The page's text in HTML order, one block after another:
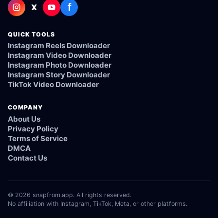
X f
QUICK TOOLS
Instagram Reels Downloader
Instagram Video Downloader
Instagram Photo Downloader
Instagram Story Downloader
TikTok Video Downloader
COMPANY
About Us
Privacy Policy
Terms of Service
DMCA
Contact Us
© 2026 snapfrom.app. All rights reserved.
No affiliation with Instagram, TikTok, Meta, or other platforms.